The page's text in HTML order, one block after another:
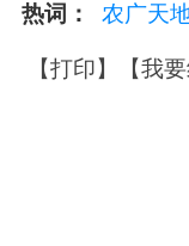
热词： 农广天
【打印】【我